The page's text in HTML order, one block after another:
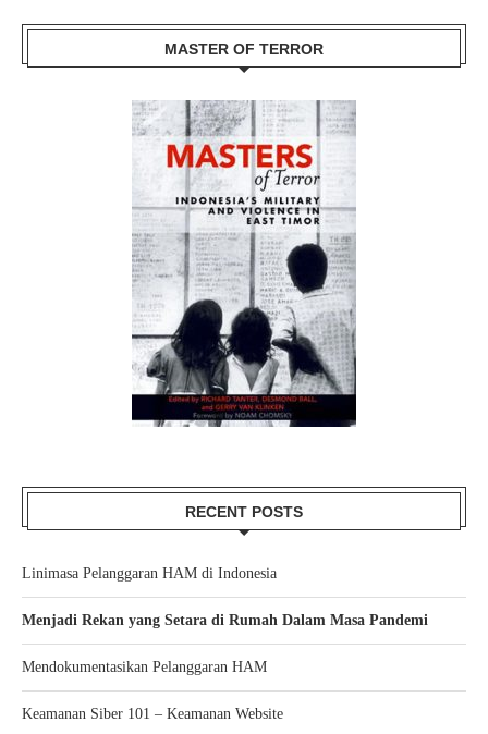
MASTER OF TERROR
RECENT POSTS
Linimasa Pelanggaran HAM di Indonesia
Menjadi Rekan yang Setara di Rumah Dalam Masa Pandemi
Mendokumentasikan Pelanggaran HAM
Keamanan Siber 101 – Keamanan Website